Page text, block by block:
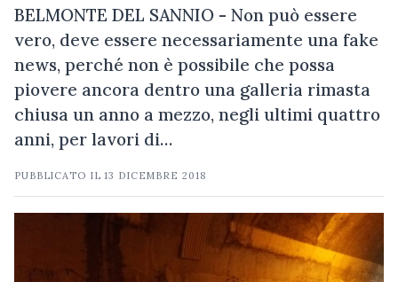
BELMONTE DEL SANNIO - Non può essere
vero, deve essere necessariamente una fake
news, perché non è possibile che possa
piovere ancora dentro una galleria rimasta
chiusa un anno a mezzo, negli ultimi quattro
anni, per lavori di…
PUBBLICATO IL13 DICEMBRE 2018